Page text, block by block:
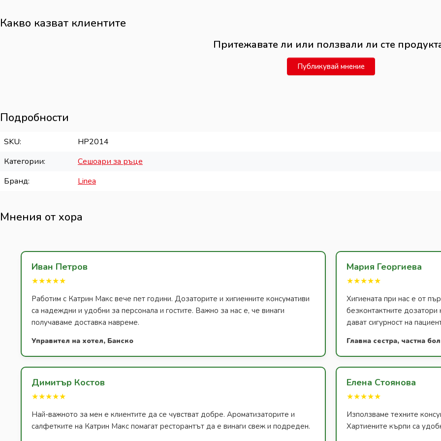
Какво казват клиентите
Притежавате ли или ползвали ли сте
Публикувай мнение
Подробности
SKU
HP2014
Категории
Сешоари за ръце
Бранд
Linea
Мнения от хора
Иван Петров
★★★★★
Работим с Катрин Макс вече пет години. Дозаторите и хигиенните консумативи
са надеждни и удобни за персонала и гостите. Важно за нас е, че винаги
получаваме доставка навреме.
Управител на хотел, Банско
Мария Георгиева
★★★★★
Хигиената при нас е от
безконтактните дозатори
дават сигурност на
Главна сестра, частна
Димитър Костов
★★★★★
Най-важното за мен е клиентите да се чувстват добре. Ароматизаторите и
салфетките на Катрин Макс помагат ресторантът да е винаги свеж и подреден.
Елена Стоянова
★★★★★
Използваме техните
Хартиените кърпи са